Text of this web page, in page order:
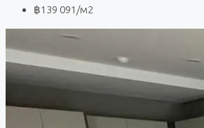
฿139 091 /м2